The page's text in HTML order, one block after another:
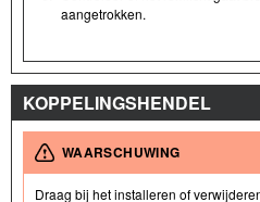
aangetrokken.
KOPPELINGSHENDEL
WAARSCHUWING
Draag bij het installeren of